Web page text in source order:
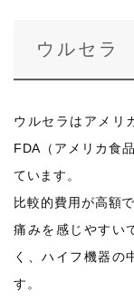
ウルセラ
ウルセラはアメリ
FDA（アメリカ食
ています。
比較的費用が高額
痛みを感じやすい
く、ハイフ機器の
す。